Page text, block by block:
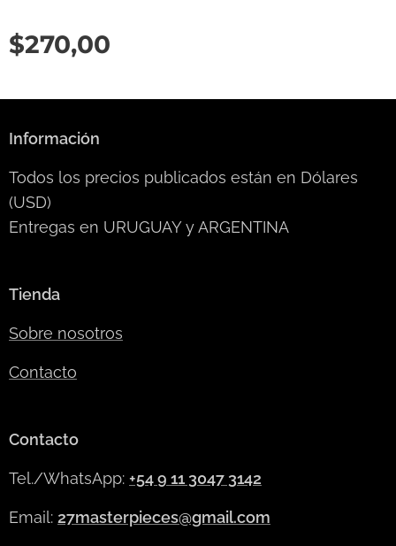
$270,00
Información
Todos los precios publicados están en Dólares
(USD)
Entregas en URUGUAY y ARGENTINA
Tienda
Sobre nosotros
Contacto
Contacto
Tel./WhatsApp: +54 9 11 3047 3142
Email: 27masterpieces@gmail.com